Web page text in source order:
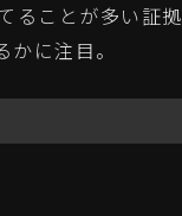
ることが多い証拠
に注目。